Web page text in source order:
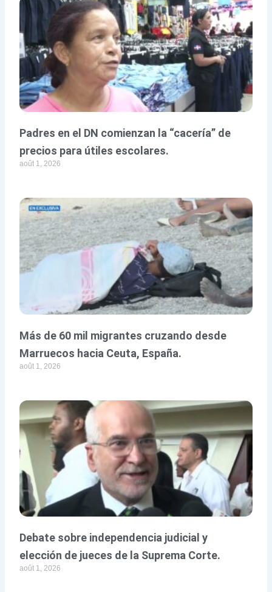
Padres en el DN comienzan la “cacería” de
precios para útiles escolares.
août 1, 2026
Más de 60 mil migrantes cruzando desde
Marruecos hacia Ceuta, España.
août 1, 2026
Debate sobre independencia judicial y
elección de jueces de la Suprema Corte.
août 1, 2026